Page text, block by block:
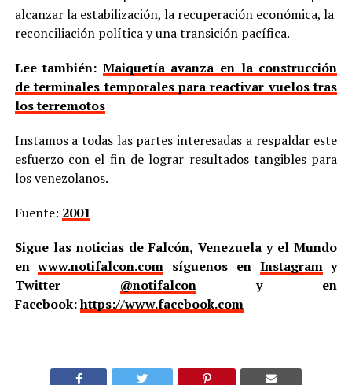
alcanzar la estabilización, la recuperación económica, la
reconciliación política y una transición pacífica.
Lee también: Maiquetía avanza en la construcción
de terminales temporales para reactivar vuelos tras
los terremotos
Instamos a todas las partes interesadas a respaldar este
esfuerzo con el fin de lograr resultados tangibles para
los venezolanos.
Fuente: 2001
Sigue las noticias de Falcón, Venezuela y el Mundo
enwww.notifalcon.com síguenos en Instagramy
Twitter @notifalcony en
Facebook:https://www.facebook.com